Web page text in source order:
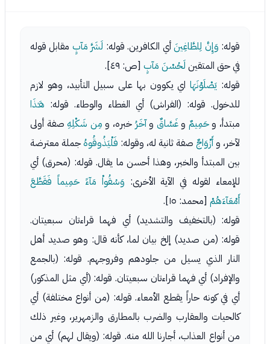
قوله: وَإِنَّ لِلطَّاغِينَأي الكافرين. قوله: لَشَرَّ مَآبٍ مقابل قوله
في حق المتقين لَحُسْنَ مَآبٍ [ص: ٤٩].
قوله: يَصْلَوْنَهَا اي يكوون بها على سبيل التأبيد، وهو لازم
للدخول. قوله: (الفراش) أي الغطاء والوطاء. قوله: هَـٰذَا
مبتدأ، وحَمِيمٌ وغَسَّاقٌ وآخَرُخبره، و مِن شَكْلِهِ صفة أولى
لآخر، وأَزْوَاجٌ صفة ثانية له، وقوله: فَلْيَذُوقُوهُجملة معترضة
بين المبتدأ والخبر، وهذا أحسن ما يقال. قوله: (محرق) أي
للإمعاء لقوله في الآية الأخرى: وَسُقُواْ مَآءً حَمِيماً فَقَطَّعَ
أَمْعَآءَهُمْ [محمد: ١٥].
قوله: (بالتخفيف والتشديد) أي فهما قراءتان سبعيتان.
قوله: (من صديد) إلخ بيان لما، كأنه قال: وهو صديد أهل
النار الذي يسيل من جلودهم وفروجهم. قوله: (بالجمع
والإفراد) أي فهما قراءتان سبعيتان. قوله: (أي مثل المذكور)
أي في كونه حاراً يقطع الأمعاء. قوله: (من أنواع مختلفة) أي
كالحيات والعقارب والضرب بالمطارق والزمهرير، وغير ذلك
من أنواع العذاب، أجارنا الله منه. قوله: (ويقال لهم) أي من